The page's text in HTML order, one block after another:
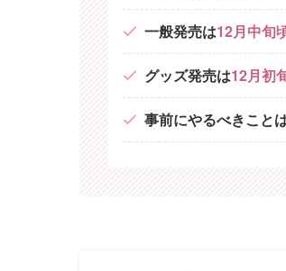
一般発売は12月中旬
グッズ発売は12月初
事前にやるべきこと